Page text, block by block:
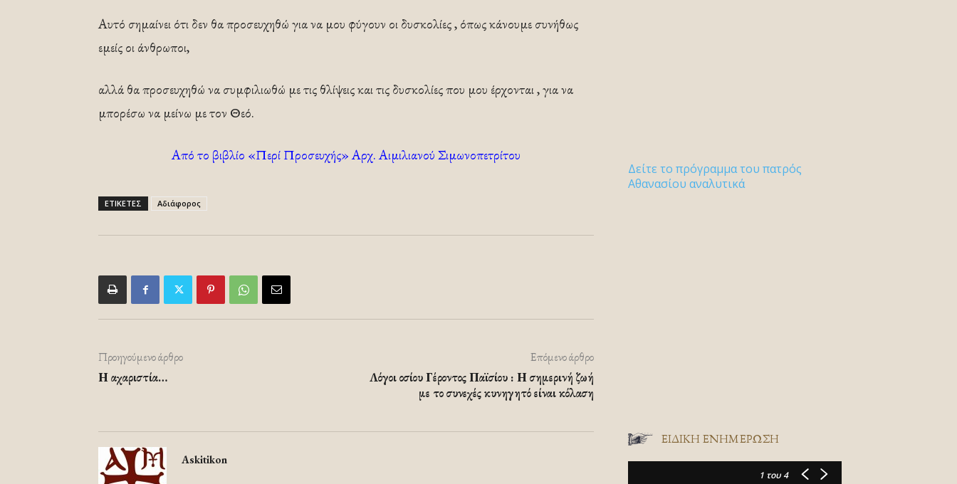
Αυτό σημαίνει ότι δεν θα προσευχηθώ για να μου φύγουν οι δυσκολίες , όπως κάνουμε συνήθως
εμείς οι άνθρωποι,
αλλά θα προσευχηθώ να συμφιλιωθώ με τις θλίψεις και τις δυσκολίες που μου έρχονται , για να
μπορέσω να μείνω με τον Θεό.
Από το βιβλίο «Περί Προσευχής» Αρχ. Αιμιλιανού Σιμωνοπετρίτου
ΕΤΙΚΕΤΕΣ Αδιάφορος
Προηγούμενο άρθρο
Η αχαριστία…
Επόμενο άρθρο
Λόγοι οσίου Γέροντος Παϊσίου : Η σημερινή ζωή
με το συνεχές κυνηγητό είναι κόλαση
Askitikon
Δείτε το πρόγραμμα του πατρός
Αθανασίου αναλυτικά
ΕΙΔΙΚΉ ΕΝΗΜΈΡΩΣΗ
1 του 4